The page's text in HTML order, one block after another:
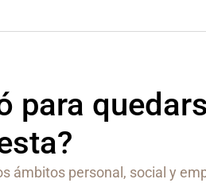
para
ámbitos personal, social y